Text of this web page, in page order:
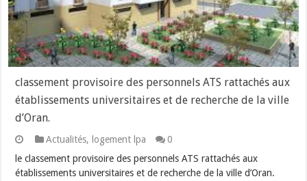
classement provisoire des personnels ATS rattachés aux
établissements universitaires et de recherche de la ville
d’Oran.
Actualités, logement lpa
0
le classement provisoire des personnels ATS rattachés aux
établissements universitaires et de recherche de la ville d’Oran.